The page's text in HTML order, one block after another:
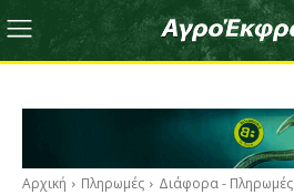
Αρχική Πληρωμές Διάφορα - Πληρωμές